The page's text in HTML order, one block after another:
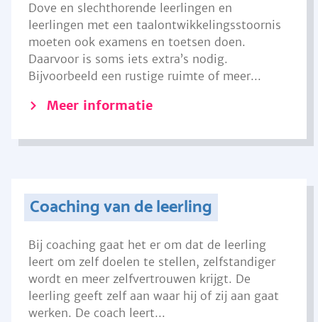
Dove en slechthorende leerlingen en
leerlingen met een taalontwikkelingsstoornis
moeten ook examens en toetsen doen.
Daarvoor is soms iets extra’s nodig.
Bijvoorbeeld een rustige ruimte of meer...
Meer informatie
Coaching van de leerling
Bij coaching gaat het er om dat de leerling
leert om zelf doelen te stellen, zelfstandiger
wordt en meer zelfvertrouwen krijgt. De
leerling geeft zelf aan waar hij of zij aan gaat
werken. De coach leert...